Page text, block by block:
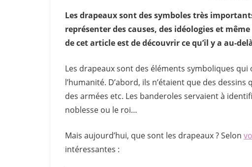
Les drapeaux sont des symboles très
représenter des causes, des idéologies et
de cet article est de découvrir ce qu’il y a au-
Les drapeaux sont des éléments symboliques
l’humanité. D’abord, ils n’étaient que des
des armées etc. Les banderoles servaient à
noblesse ou le roi…
Mais aujourd’hui, que sont les drapeaux ? Selon
intéressantes :